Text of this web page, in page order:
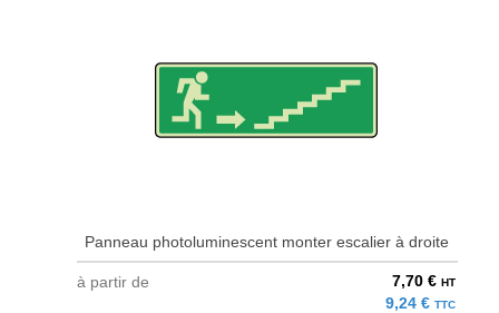
Panneau photoluminescent monter escalier à droite
à partir de 7,70 € HT
9,24 € TTC